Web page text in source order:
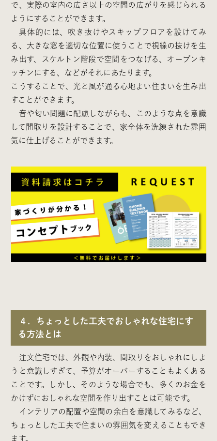
で、実際の室内の広さ以上の空間の広がりを感じられる
ようにすることができます。
具体的には、吹き抜けやスキップフロアを設けてみ
る、大きな窓を適切な位置に使うことで視線の抜けを生
み出す、スケルトン階段で空間をつなげる、オープンキ
ッチンにする、などがそれにあたります。
こうすることで、光と風が通る心地よい住まいを生み出
すことができます。
音や匂い問題に配慮しながらも、このような点を意識
して間取りを設計することで、家全体を洗練された雰囲
気に仕上げることができます。
４．ちょっとした工夫でおしゃれな住宅にす
る方法とは
注文住宅では、外観や内装、間取りをおしゃれにしよ
うと意識しすぎて、予算がオーバーすることもよくある
ことです。しかし、そのような場合でも、多くのお金を
かけずにおしゃれな空間を作り出すことは可能です。
インテリアの配置や空間の余白を意識してみるなど、
ちょっとした工夫で住まいの雰囲気を変えることもでき
ます。